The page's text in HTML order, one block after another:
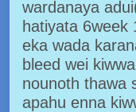
wardanaya
hatiyata 6week
eka wada
bleed wei
nounoth thawa
apahu enna